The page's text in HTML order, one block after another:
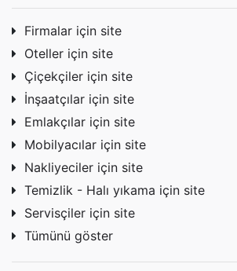
Firmalar için site
Oteller için site
Çiçekçiler için site
İnşaatçılar için site
Emlakçılar için site
Mobilyacılar için site
Nakliyeciler için site
Temizlik - Halı yıkama için site
Servisçiler için site
Tümünü göster